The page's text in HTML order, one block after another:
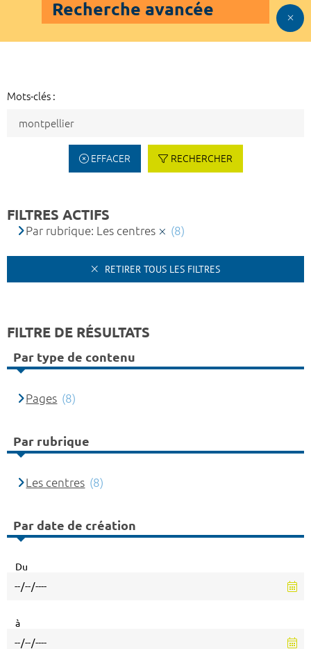
Recherche avancée
Mots-clés :
EFFACER RECHERCHER
FILTRES ACTIFS
Par rubrique: Les centres (8)
RETIRER TOUS LES FILTRES
FILTRE DE RÉSULTATS
Par type de contenu
Pages (8)
Par rubrique
Les centres (8)
Par date de création
Du
à